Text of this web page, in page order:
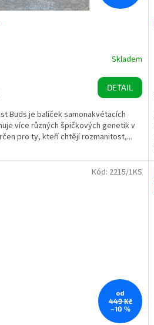
Skladem
DETAIL
Buds je balíček samonakvétacích
více různých špičkových genetik v
pro ty, kteří chtějí rozmanitost,...
od
449 Kč
–10 %
Kód: 2215/1KS